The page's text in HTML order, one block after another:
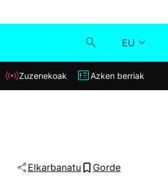
EU
Klisk
Zuzenekoak Azken berriak
Elkarbanatu Gorde